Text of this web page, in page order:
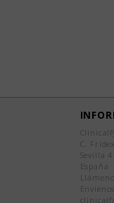
C.
Sevilla
España